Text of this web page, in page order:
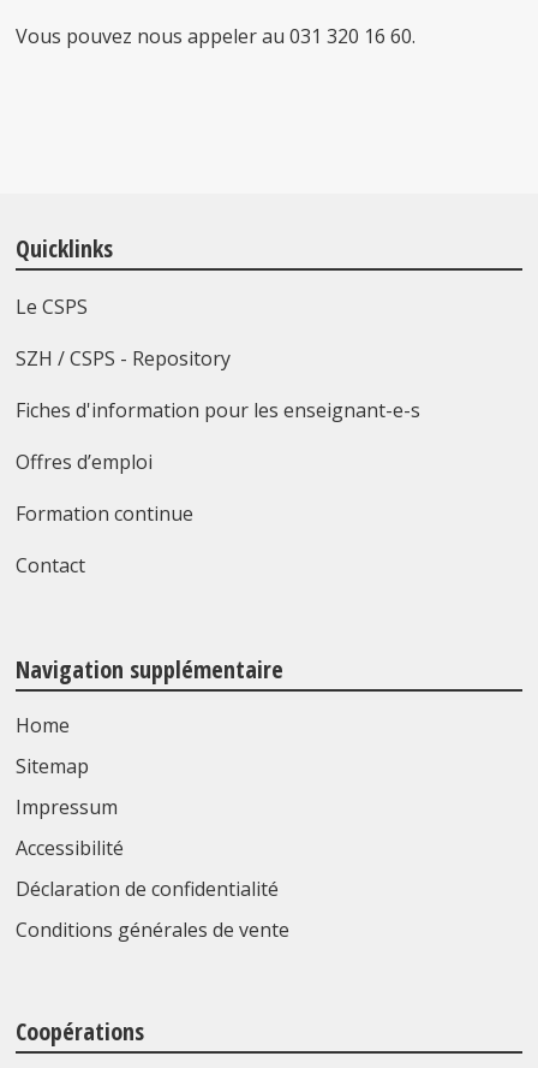
Vous pouvez nous appeler au 031 320 16 60.
Quicklinks
Le CSPS
SZH / CSPS - Repository
Fiches d'information pour les enseignant-e-s
Offres d’emploi
Formation continue
Contact
Navigation supplémentaire
Home
Sitemap
Impressum
Accessibilité
Déclaration de confidentialité
Conditions générales de vente
Coopérations